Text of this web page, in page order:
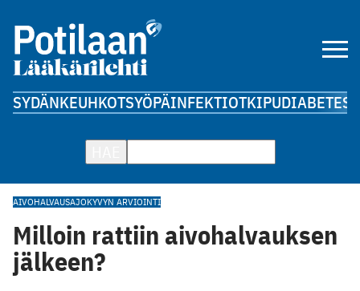
SYDÄNKEUHKOTSYÖPÄINFEKTIOTKIPUDIABETES
AIVOHALVAUSAJOKYVYN ARVIOINTI
Milloin rattiin aivohalvauksen
jälkeen?